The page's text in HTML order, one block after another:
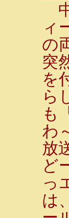
ィ
の
突
を
ら
も
わ
放
ど
っ
は